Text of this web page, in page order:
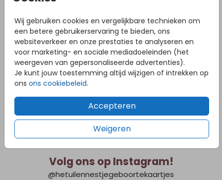
Wij gebruiken cookies en vergelijkbare technieken om
een betere gebruikerservaring te bieden, ons
websiteverkeer en onze prestaties te analyseren en
voor marketing- en sociale mediadoeleinden (het
weergeven van gepersonaliseerde advertenties).
Je kunt jouw toestemming altijd wijzigen of intrekken op
ons ons cookiebeleid.
Accepteren
Weigeren
Volg ons op Instagram!
@hetuilennestjegeboortekaartjes